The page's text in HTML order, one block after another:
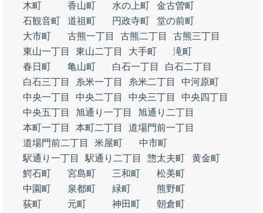
木町 香山町 水の上町
金古曽町
石観音町
道祖町 円政寺町
堂の前町
大市町
古熊一丁目 古熊二丁目
古熊三丁目
東山一丁目
東山二丁目 大手町
滝町
春日町
亀山町 白石一丁目
白石二丁目
白石三丁目
糸米一丁目 糸米二丁目
中河原町
中央一丁目
中央二丁目 中央三丁目
中央四丁目
中央五丁目
旭通り一丁目
旭通り二丁目
本町一丁目
本町二丁目
道場門前一丁目
道場門前二丁目
米屋町
中市町
駅通り一丁目
駅通り二丁目 惣太夫町
黄金町
鰐石町
宮島町 三和町
松美町
中園町
泉都町 緑町
熊野町
荻町
元町 神田町
朝倉町